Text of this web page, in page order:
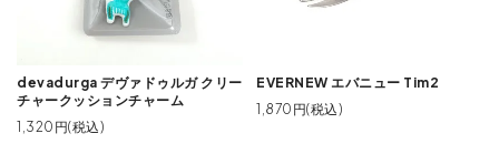
devadurga デヴァドゥルガ クリー
チャークッションチャーム
1,320円(税込)
EVERNEW エバニュー Tim2
1,870円(税込)